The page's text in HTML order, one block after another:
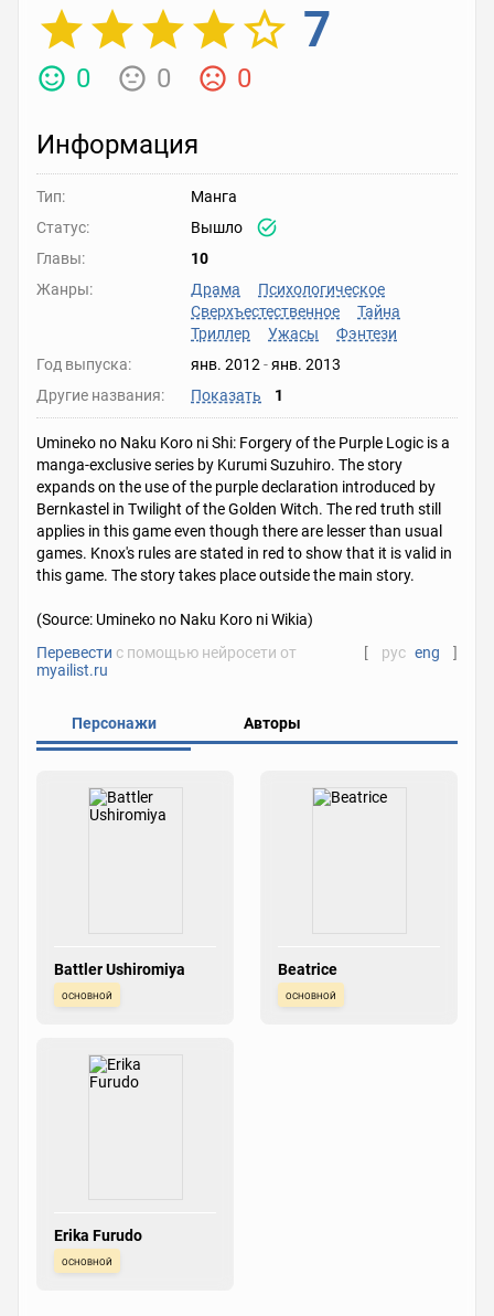
7
0 0 0
Информация
Тип:
Манга
Статус:
Вышло
Главы:
10
Жанры:
Драма
Психологическое
Сверхъестественное
Тайна
Триллер
Ужасы
Фэнтези
Год выпуска:
янв. 2012 -янв. 2013
Другие названия:
Показать 1
Umineko no Naku Koro ni Shi: Forgery of the Purple Logic is a
manga-exclusive series by Kurumi Suzuhiro. The story
expands on the use of the purple declaration introduced by
Bernkastel in Twilight of the Golden Witch. The red truth still
applies in this game even though there are lesser than usual
games. Knox's rules are stated in red to show that it is valid in
this game. The story takes place outside the main story.
(Source: Umineko no Naku Koro ni Wikia)
Перевести с помощью нейросети от
myailist.ru
[ рус eng ]
Персонажи Авторы
Battler Ushiromiya
основной
Beatrice
основной
Erika Furudo
основной